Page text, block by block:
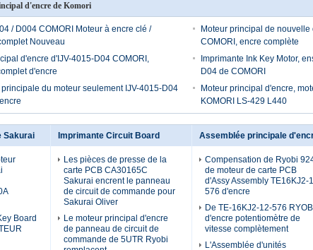
d'encre de Komori
/ D004 COMORI Moteur à encre clé /
Nouveau
Moteur principal de
COMORI, encre complète
d'encre d'IJV-4015-D04 COMORI,
d'encre
Imprimante Ink Key Motor,
D04 de COMORI
principale du moteur seulement IJV-4015-D04
Moteur principal d'encre,
KOMORI LS-429 L440
Sakurai
Board
Imprimante Circuit Board
Les pièces de presse de la
carte PCB CA30165C
Sakurai encrent le panneau
de circuit de commande pour
Sakurai Oliver
Le moteur principal d'encre
de panneau de circuit de
commande de 5UTR Ryobi
Assemblée principale
Compensation de Ryobi
de moteur de carte PCB
d'Assy Assembly TE16KJ2-
576 d'encre
De TE-16KJ2-12-576 RYOBI
d'encre potentiomètre de
vitesse complètement
L'Assemblée d'unités